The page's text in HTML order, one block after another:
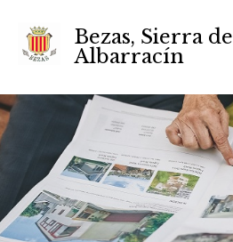
Bezas, Sierra de
Albarracín